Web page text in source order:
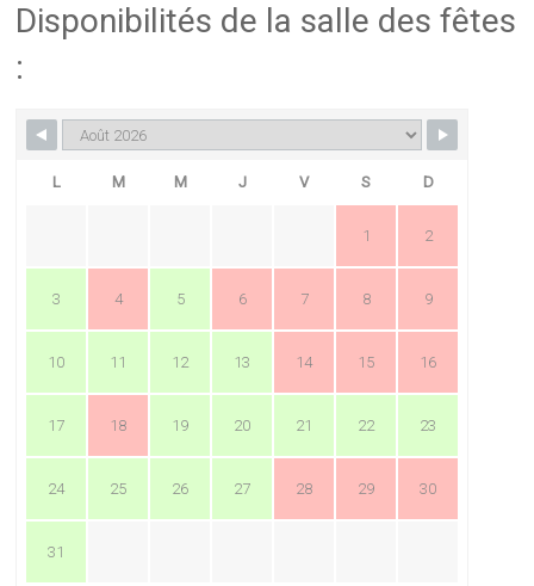
Disponibilités de la salle des fêtes
:
L M M J V S D
1 2
3 4 5 6 7 8 9
10 11 12 13 14 15 16
17 18 19 20 21 22 23
24 25 26 27 28 29 30
31